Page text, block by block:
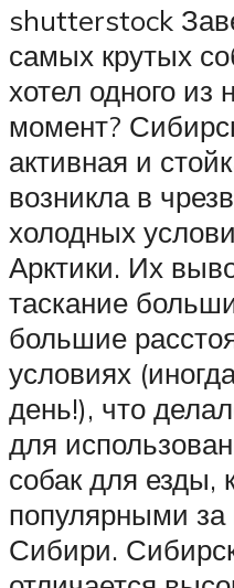
shutterstock
самых крутых
хотел одного из
момент?
активная и
возникла в
холодных
Арктики. Их
таскание
большие
условиях
день!), что
для
собак для езды,
популярными
Сибири.